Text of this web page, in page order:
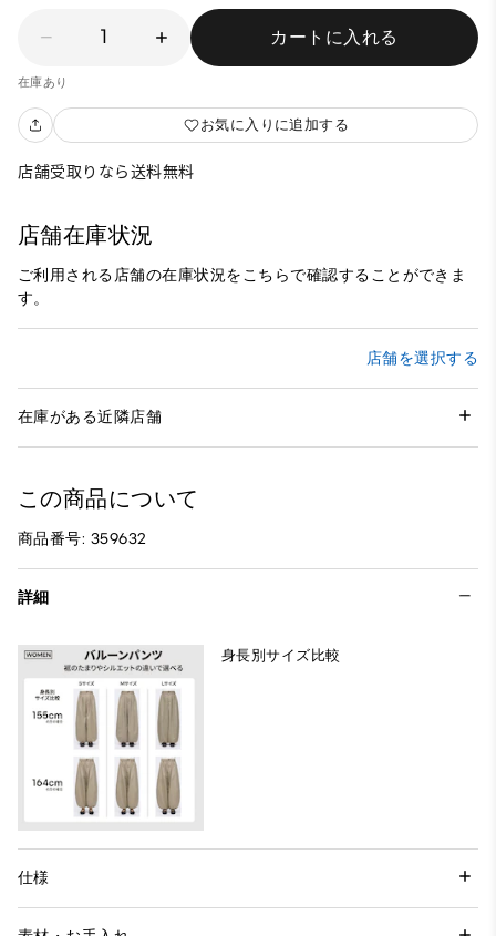
1 カートに入れる
在庫あり
お気に入りに追加する
店舗受取りなら送料無料
店舗在庫状況
ご利用される店舗の在庫状況をこちらで確認することができま
す。
店舗を選択する
在庫がある近隣店舗
この商品について
商品番号: 359632
詳細
身長別サイズ比較
仕様